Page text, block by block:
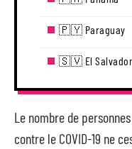
🇵🇾 Paraguay
🇸🇻 El Salvador
Le nombre de
contre le COVID-19 ne